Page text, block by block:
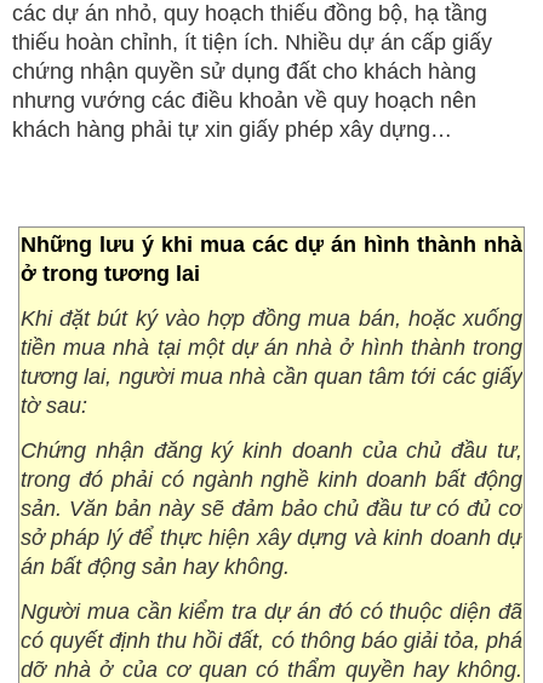
các dự án nhỏ, quy hoạch thiếu đồng bộ, hạ tầng
thiếu hoàn chỉnh, ít tiện ích. Nhiều dự án cấp giấy
chứng nhận quyền sử dụng đất cho khách hàng
nhưng vướng các điều khoản về quy hoạch nên
khách hàng phải tự xin giấy phép xây dựng…
Những lưu ý khi mua các dự án hình thành nhà
ở trong tương lai
Khi đặt bút ký vào hợp đồng mua bán, hoặc xuống
tiền mua nhà tại một dự án nhà ở hình thành trong
tương lai, người mua nhà cần quan tâm tới các giấy
tờ sau:
Chứng nhận đăng ký kinh doanh của chủ đầu tư,
trong đó phải có ngành nghề kinh doanh bất động
sản. Văn bản này sẽ đảm bảo chủ đầu tư có đủ cơ
sở pháp lý để thực hiện xây dựng và kinh doanh dự
án bất động sản hay không.
Người mua cần kiểm tra dự án đó có thuộc diện đã
có quyết định thu hồi đất, có thông báo giải tỏa, phá
dỡ nhà ở của cơ quan có thẩm quyền hay không.